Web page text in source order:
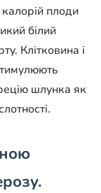
калорій плоди
білий
Клітковина і
шлунка як